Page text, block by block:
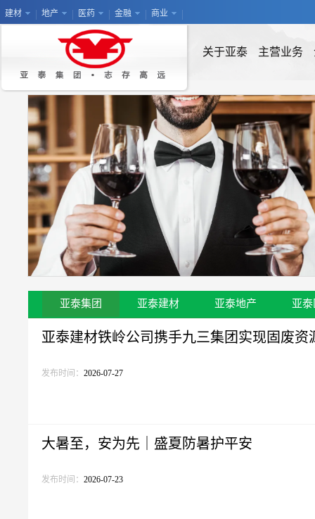
建材 地产 医药 金融 商业
主营业务
关于亚泰
亚泰集团 亚泰建材 亚泰地产 亚
亚泰建材铁岭公司携手九三集团实现固废资
发布时间： 2026-07-27
大暑至，安为先｜盛夏防暑护平安
发布时间： 2026-07-23